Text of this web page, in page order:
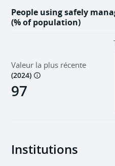
People using safely
(% of population)
Valeur la plus récente
(2024)
97
Institutions